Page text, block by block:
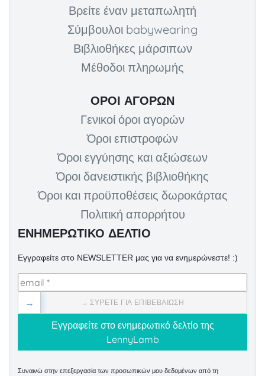
Βρείτε έναν μεταπωλητή
Σύμβουλοι babywearing
Βιβλιοθήκες μάρσιπων
Μέθοδοι πληρωμής
ΌΡΟΙ ΑΓΟΡΏΝ
Γενικοί όροι αγορών
Όροι επιστροφών
Όροι εγγύησης και αξιώσεων
Όροι δανειστικής βιβλιοθήκης
Όροι και προϋποθέσεις δωροκάρτας
Πολιτική απορρήτου
ΕΝΗΜΕΡΩΤΙΚΟ ΔΕΛΤΙΟ
Εγγραφείτε στο NEWSLETTER μας για να ενημερώνεστε! :)
→ ΣΎΡΕΤΕ ΓΙΑ ΕΠΙΒΕΒΑΊΩΣΗ
→
Συναινώ στην επεξεργασία των προσωπικών μου δεδομένων από τη